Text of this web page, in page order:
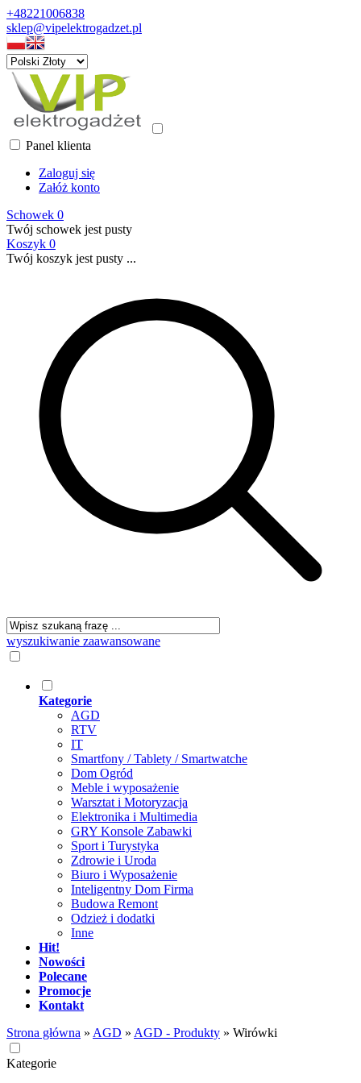
+48221006838
sklep@vipelektrogadzet.pl
Panel klienta
Zaloguj się
Załóż konto
Schowek 0
Twój schowek jest pusty
Koszyk 0
Twój koszyk jest pusty ...
wyszukiwanie zaawansowane
Kategorie
AGD
RTV
IT
Smartfony / Tablety / Smartwatche
Dom Ogród
Meble i wyposażenie
Warsztat i Motoryzacja
Elektronika i Multimedia
GRY Konsole Zabawki
Sport i Turystyka
Zdrowie i Uroda
Biuro i Wyposażenie
Inteligentny Dom Firma
Budowa Remont
Odzież i dodatki
Inne
Hit!
Nowości
Polecane
Promocje
Kontakt
Strona główna » AGD » AGD - Produkty » Wirówki
Kategorie